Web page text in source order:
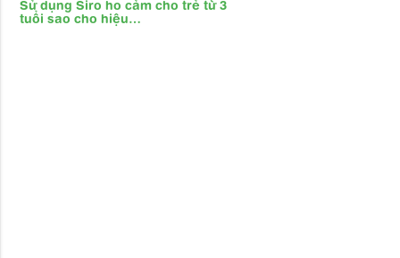
Sử dụng Siro ho cảm cho trẻ từ 3
tuổi sao cho hiệu…